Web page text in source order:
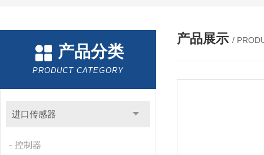
产品分类
PRODUCT CATEGORY
进口传感器
控制器
产品展示 /